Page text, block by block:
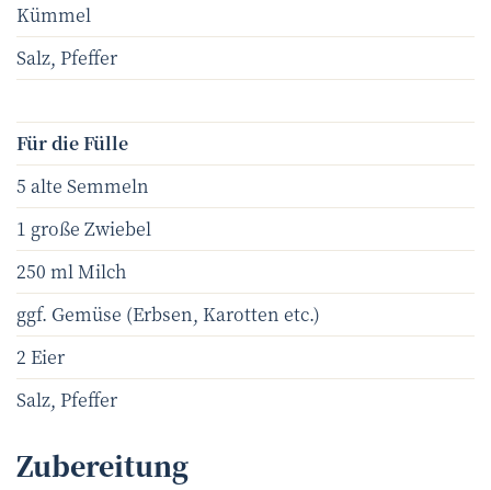
Kümmel
Salz, Pfeffer
Für die Fülle
5 alte Semmeln
1 große Zwiebel
250 ml Milch
ggf. Gemüse (Erbsen, Karotten etc.)
2 Eier
Salz, Pfeffer
Zubereitung